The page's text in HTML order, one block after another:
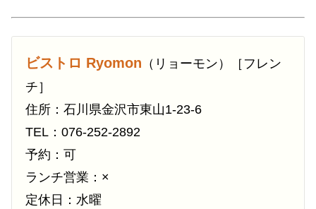
ビストロ Ryomon （リョーモン）［フレン
チ］
住所：石川県金沢市東山1-23-6
TEL：076-252-2892
予約：可
ランチ営業：×
定休日：水曜